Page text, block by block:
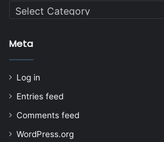
Categories
Meta
Log in
Entries feed
Comments feed
WordPress.org